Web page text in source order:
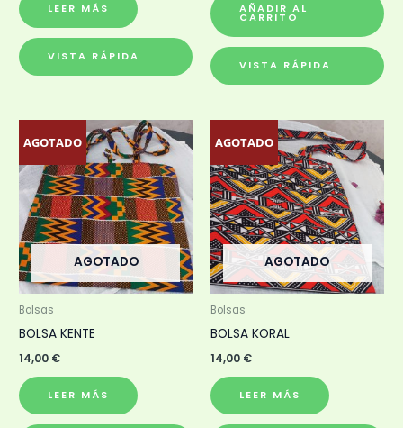
LEER MÁS
VISTA RÁPIDA
AÑADIR AL
CARRITO
VISTA RÁPIDA
AGOTADO
AGOTADO
Bolsas
BOLSA KENTE
14,00 €
LEER MÁS
AGOTADO
AGOTADO
Bolsas
BOLSA KORAL
14,00 €
LEER MÁS